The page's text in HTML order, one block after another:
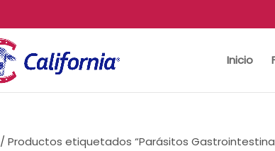
Inicio
/ Productos etiquetados “Parásitos